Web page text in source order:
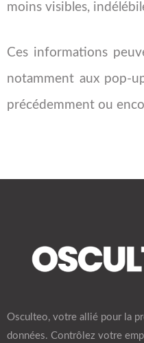
moins visibles,
Ces informations
notamment aux pop-
précédemment ou
Osculteo, votre allié pour la
données. Contrôlez votre